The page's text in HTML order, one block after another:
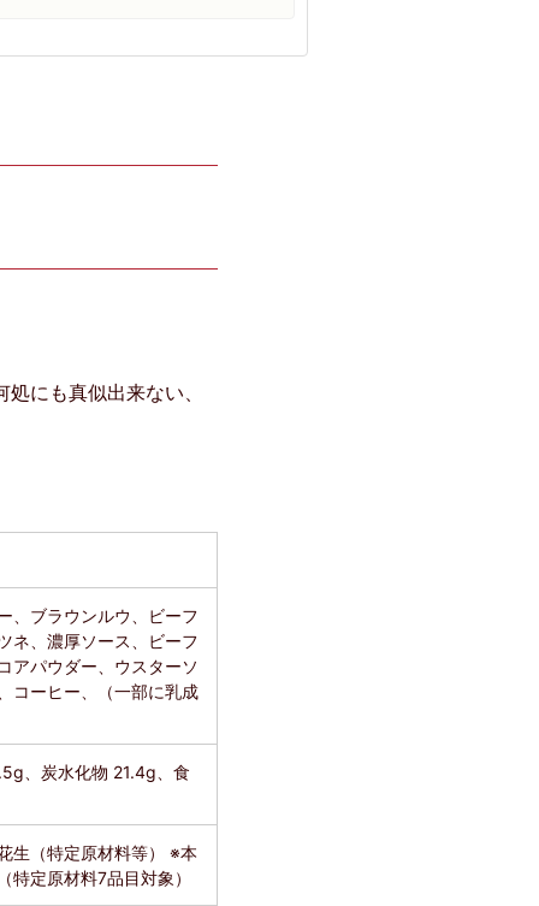
にも真似出来ない、
、ブラウンルウ、ビーフ
ネ、濃厚ソース、ビーフ
アパウダー、ウスターソ
コーヒー、（一部に乳成
、炭水化物 21.4g、食
生（特定原材料等） ※本
定原材料7品目対象）